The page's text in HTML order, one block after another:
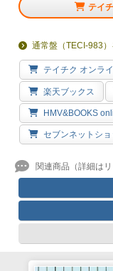
テイ
通常盤（TECI-983
テイチク オンラ
楽天ブックス
HMV&BOOKS
セブンネットシ